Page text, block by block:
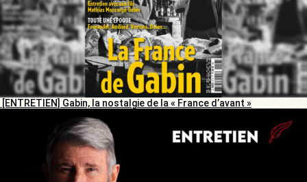
[ENTRETIEN] Gabin, la nostalgie de la « France d’avant »